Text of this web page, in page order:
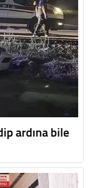
ardına bile